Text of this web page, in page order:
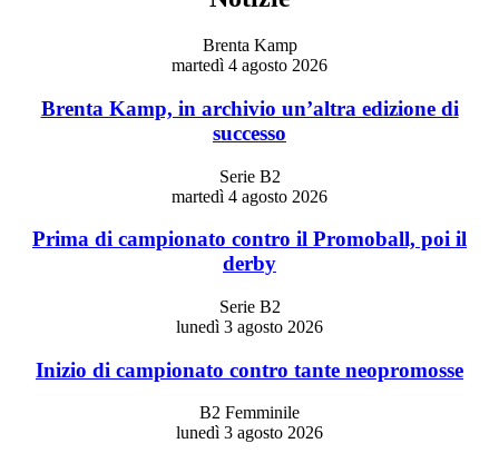
Brenta Kamp
martedì 4 agosto 2026
Brenta Kamp, in archivio un’altra edizione di
successo
Serie B2
martedì 4 agosto 2026
Prima di campionato contro il Promoball, poi il
derby
Serie B2
lunedì 3 agosto 2026
Inizio di campionato contro tante neopromosse
B2 Femminile
lunedì 3 agosto 2026